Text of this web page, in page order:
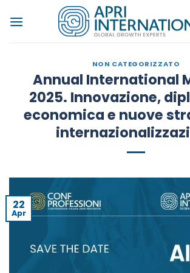
NON CATEGORIZZATO
Annual International
2025. Innovazione,
economica e nuove
22
Apr